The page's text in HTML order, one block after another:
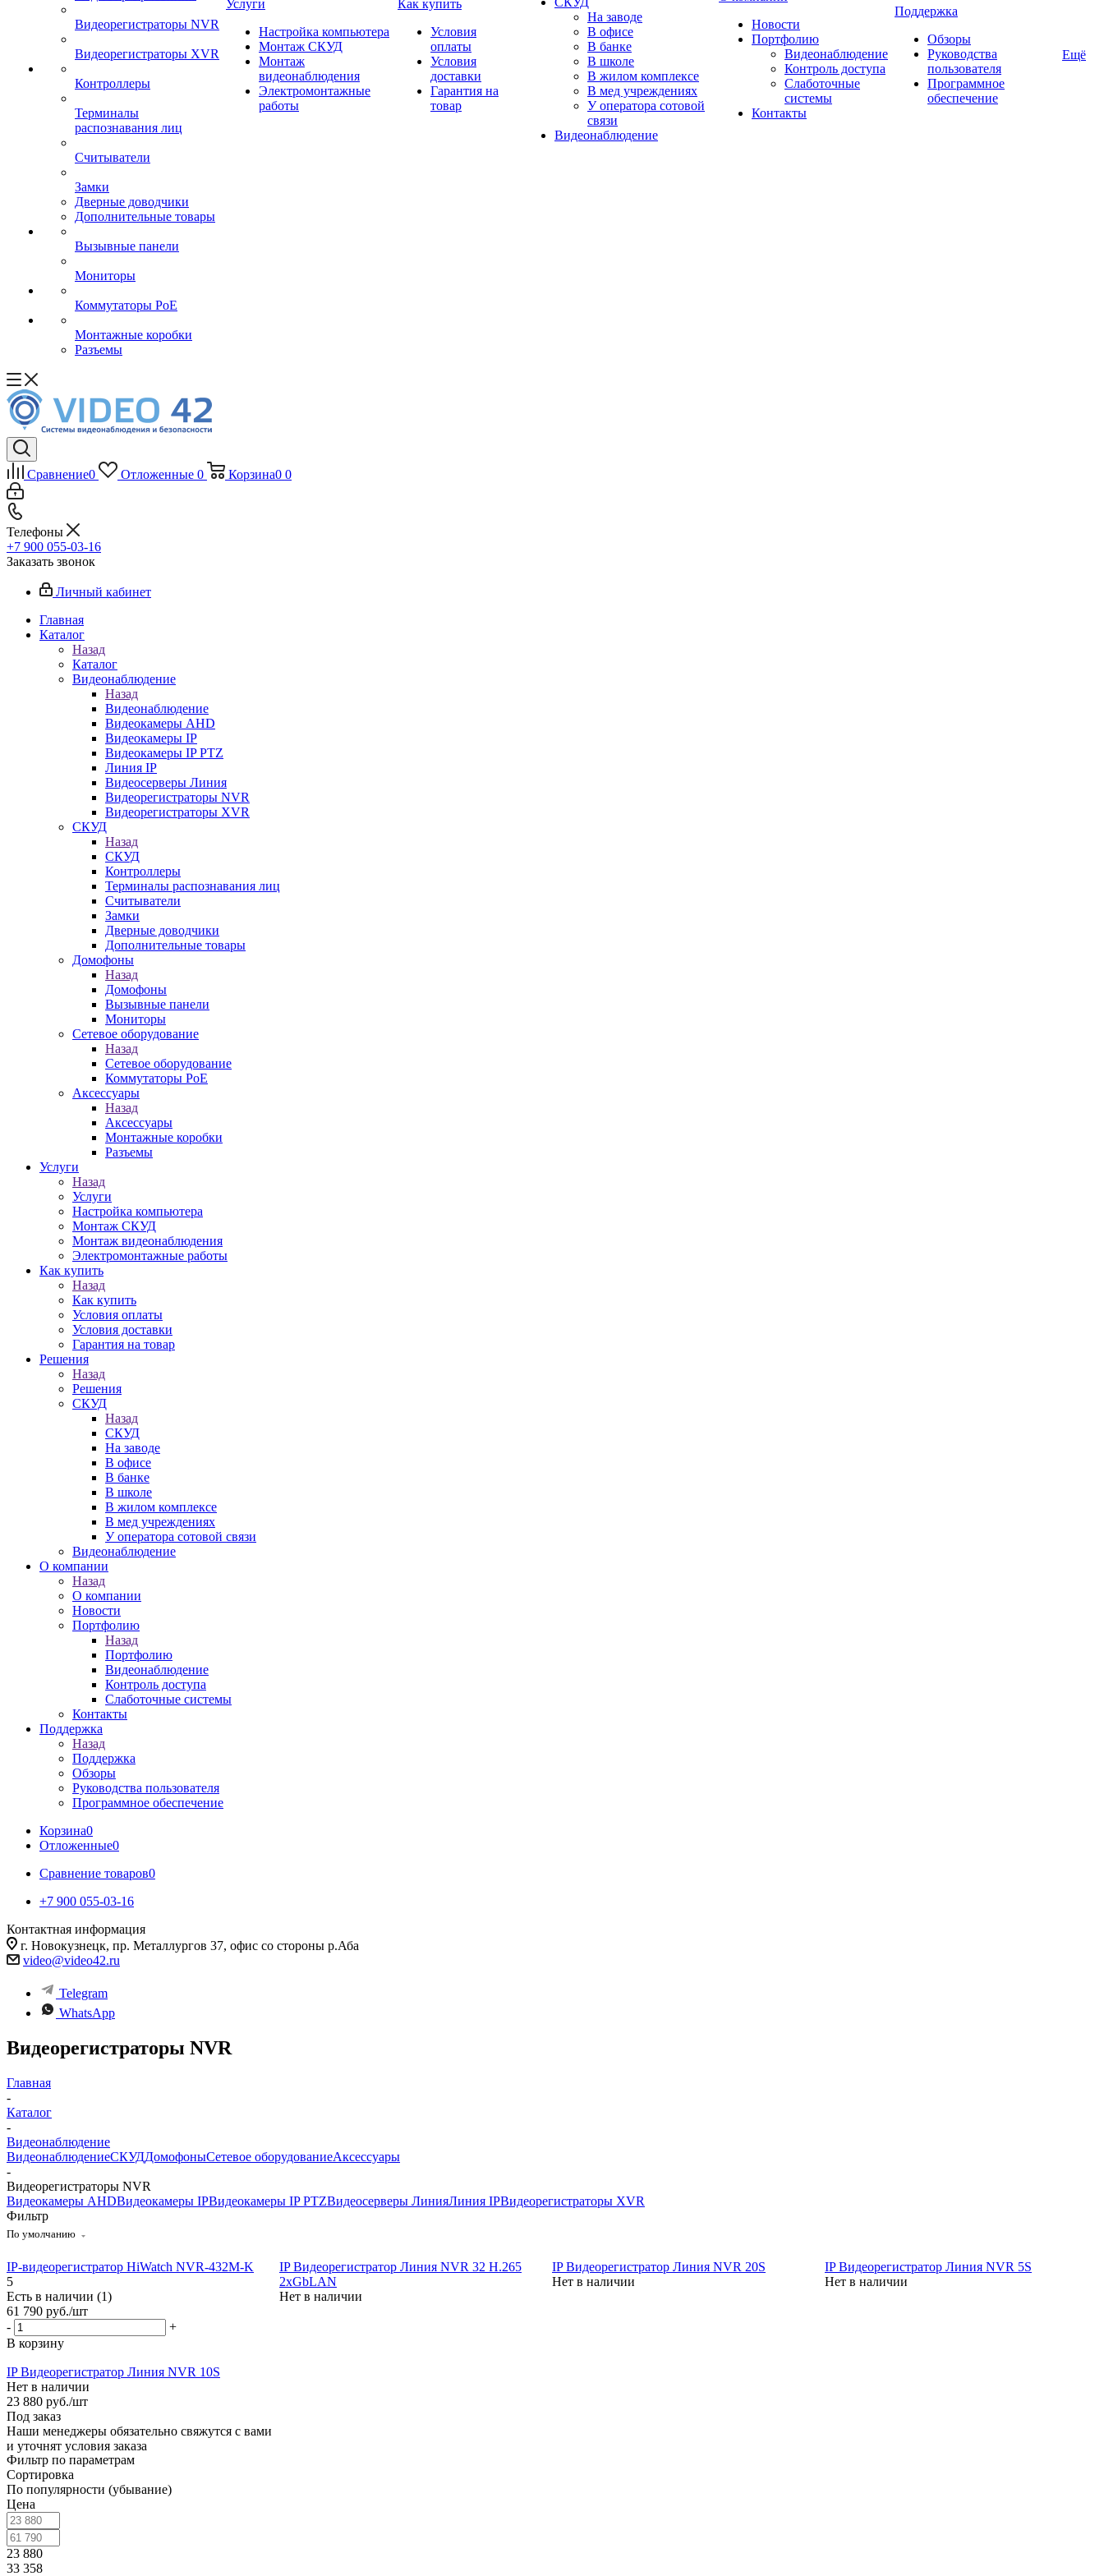
Видеорегистраторы NVR
Видеорегистраторы XVR
Контроллеры
Терминалы
распознавания лиц
Считыватели
Замки
Дверные доводчики
Дополнительные товары
Вызывные панели
Мониторы
Коммутаторы PoE
Монтажные коробки
Разъемы
Услуги
Настройка компьютера
Монтаж СКУД
Монтаж
видеонаблюдения
Электромонтажные
работы
Как купить
Условия
оплаты
Условия
доставки
Гарантия на
товар
На заводе
В офисе
В банке
В школе
В жилом комплексе
В мед учреждениях
У оператора сотовой
связи
Видеонаблюдение
Новости
Портфолию
Видеонаблюдение
Контроль доступа
Слаботочные
системы
Контакты
Поддержка
Обзоры
Руководства
пользователя
Программное
обеспечение
Ещё
Сравнение0 Отложенные 0 Корзина0 0
Телефоны
+7 900 055-03-16
Заказать звонок
Личный кабинет
Главная
Каталог
Назад
Каталог
Видеонаблюдение
Назад
Видеонаблюдение
Видеокамеры AHD
Видеокамеры IP
Видеокамеры IP PTZ
Линия IP
Видеосерверы Линия
Видеорегистраторы NVR
Видеорегистраторы XVR
СКУД
Назад
СКУД
Контроллеры
Терминалы распознавания лиц
Считыватели
Замки
Дверные доводчики
Дополнительные товары
Домофоны
Назад
Домофоны
Вызывные панели
Мониторы
Сетевое оборудование
Назад
Сетевое оборудование
Коммутаторы PoE
Аксессуары
Назад
Аксессуары
Монтажные коробки
Разъемы
Услуги
Назад
Услуги
Настройка компьютера
Монтаж СКУД
Монтаж видеонаблюдения
Электромонтажные работы
Как купить
Назад
Как купить
Условия оплаты
Условия доставки
Гарантия на товар
Решения
Назад
Решения
СКУД
Назад
СКУД
На заводе
В офисе
В банке
В школе
В жилом комплексе
В мед учреждениях
У оператора сотовой связи
Видеонаблюдение
О компании
Назад
О компании
Новости
Портфолию
Назад
Портфолию
Видеонаблюдение
Контроль доступа
Слаботочные системы
Контакты
Поддержка
Назад
Поддержка
Обзоры
Руководства пользователя
Программное обеспечение
Корзина0
Отложенные0
Сравнение товаров0
+7 900 055-03-16
Контактная информация
г. Новокузнецк, пр. Металлургов 37, офис со стороны р.Аба
video@video42.ru
Telegram
WhatsApp
Видеорегистраторы NVR
Главная
-
Каталог
-
Видеонаблюдение
ВидеонаблюдениеСКУДДомофоныСетевое оборудованиеАксессуары
-
Видеорегистраторы NVR
Видеокамеры AHDВидеокамеры IPВидеокамеры IP PTZВидеосерверы ЛинияЛиния IPВидеорегистраторы XVR
Фильтр
По умолчанию
IP-видеорегистратор HiWatch NVR-432M-K
5
Есть в наличии (1)
61 790 руб./шт
-
+
В корзину
IP Видеорегистратор Линия NVR 32 H.265
2xGbLAN
Нет в наличии
IP Видеорегистратор Линия NVR 20S
Нет в наличии
IP Видеорегистратор Линия NVR 5S
Нет в наличии
IP Видеорегистратор Линия NVR 10S
Нет в наличии
23 880 руб./шт
Под заказ
Наши менеджеры обязательно свяжутся с вами
и уточнят условия заказа
Фильтр по параметрам
Сортировка
По популярности (убывание)
Цена
23 880
33 358